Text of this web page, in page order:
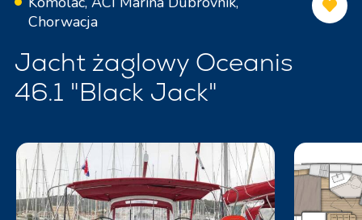
Chorwacja
Jacht żaglowy Oceanis
46.1 "Black Jack"